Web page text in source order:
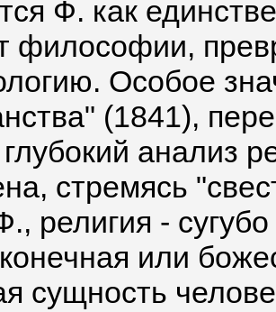
Ф. как
философии,
Особое
(1841),
анализ
стремясь
религия -
или
сущность